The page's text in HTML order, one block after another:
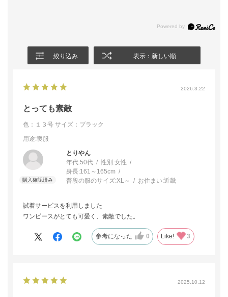
絞り込み 表示：新しい順
2026.3.22
とっても素敵
色：１３号 サイズ：ブラック
用途:喪服
とりやん
年代:50代 性別:女性
身長:161～165cm
普段の服のサイズ:XL～ お住まい:近畿
試着サービスを利用しました
ワンピースがとても可愛く、素敵でした。
参考になった 0 Like! 3
2025.10.12